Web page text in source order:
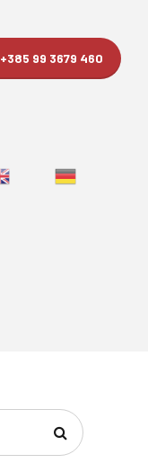
+385 99 3679 460